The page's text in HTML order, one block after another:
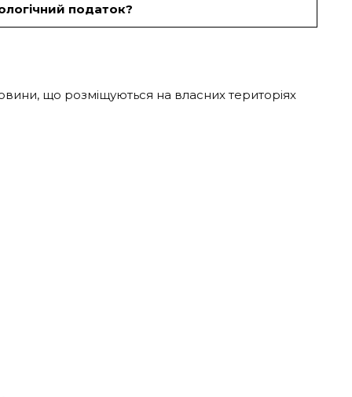
податок?
що розміщуються на власних територіях